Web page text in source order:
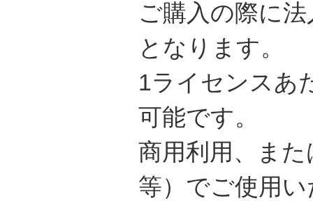
ご購入の際に
となります。
1ライセンスあ
可能です。
商用利用、ま
等）でご使用